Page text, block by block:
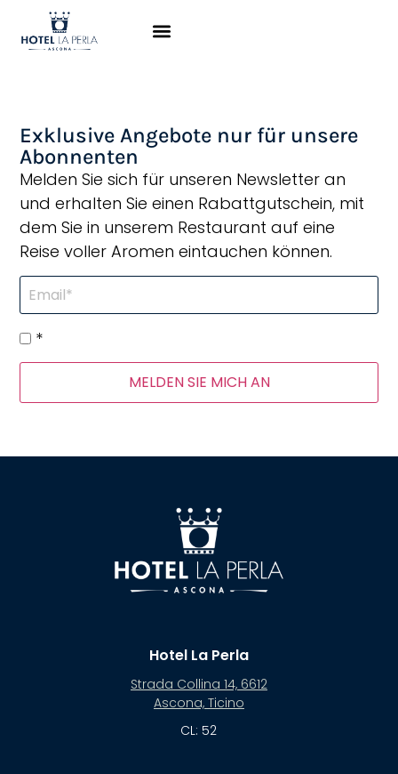
Ausgezeichnete Lage,
Exklusive Angebote nur für unsere
Abonnenten
Melden Sie sich für unseren Newsletter an
und erhalten Sie einen Rabattgutschein, mit
dem Sie in unserem Restaurant auf eine
Reise voller Aromen eintauchen können.
*
MELDEN SIE MICH AN
Hotel La Perla
Strada Collina 14, 6612
Ascona, Ticino
CL: 52